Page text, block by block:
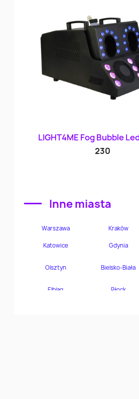
 Szybki podgląd
LIGHT4ME Fog Bubble
230
Inne miasta